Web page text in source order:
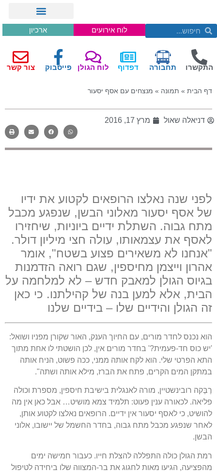
לוח אירועים ארכיון
התקשרו תחבורה דפדוף לוח הגולן פייסבוק צור קשר
דף הבית » תמונה » מנצחים עם אסף יסעור
דניאלה שאול מרץ 17, 2016
לפני שנה נאלצו הרופאים לקטוע את ידיו
של אסף יסעור מאלוני הבשן, שנפגע מכבל
מתח גבוה. השתלת ידיים ביוניות, שיחזירו
לאסף את עצמאותו, עולה חצי מיליון דולר.
"אנחנו לא משאירים פצוע בשטח", אומר
אהרון וייצמן מחיספין, שגם רואה הזדמנות
בגיוס הגולן למאבק חדש – לא למלחמה על
הבית, אלא למען בנה של קהילתנו. כי כאן
זה הגולן והידיים שלו – בידיים שלנו
הוא נכנס לחדר מורים, עם החיוך הענק, האור שקורן מפניו ושואל:
'יש כוס חד-פעמית?' בחדר מורים אין, לכן הושטתי לו אחת מתוך
התא הפרטי שלי. הוא לקח אותה ממני, ככה פשוט, הניח אותה
במתקן המים הקרים, פתח את הברז, מילא אותה ושתה".
רֶבֶּקה רובינשטיין, מורה לאנגלית בישיבת חיספין, מספרת וכולה
פליאה. לכאורה ענין פעוט: תלמיד צמא מושיט… אבל כאן אין מה
להושיט, כי לאסף יסעור אין ידיים. הרופאים נאלצו לקטוע אותן,
לאחר שנפגע מכבל מתח גבוה, בחדר החשמל של יישובו, אלוני
הבשן.
רמת הגולן כולה התפללה להצלת חייו. כעבור חמישה ימים
מהפציעה, הגיעו מאות לחגוג את בר-המצווה שלו ביחידה לטיפול